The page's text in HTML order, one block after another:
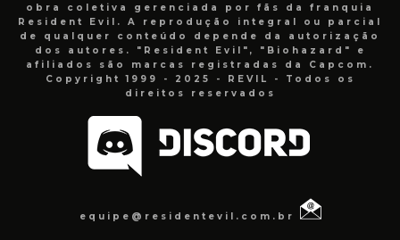
obra coletiva gerenciada por fãs da franquia
Resident Evil. A reprodução integral ou parcial
de qualquer conteúdo depende da autorização
dos autores. "Resident Evil", "Biohazard" e
afiliados são marcas registradas da Capcom.
Copyright 1999 - 2025 - REVIL - Todos os
direitos reservados
equipe@residentevil.com.br